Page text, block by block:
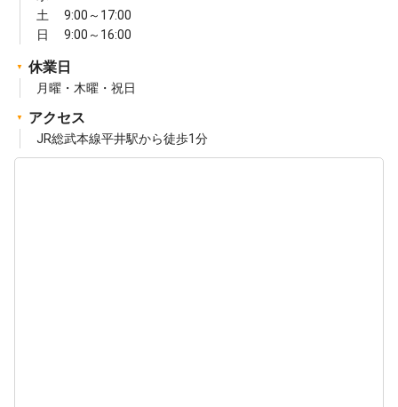
土 9:00～17:00
日 9:00～16:00
休業日
月曜・木曜・祝日
アクセス
JR総武本線平井駅から徒歩1分